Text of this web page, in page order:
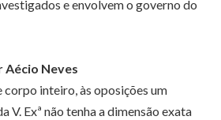
e envolvem o governo do
Aécio Neves
corpo inteiro, às oposições um
V. Exª não tenha a dimensão exata